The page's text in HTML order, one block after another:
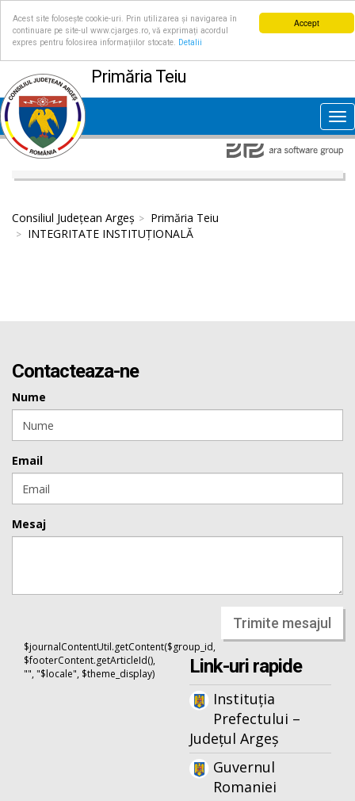
Accept
Acest site folosește cookie-uri. Prin utilizarea și navigarea în
continuare pe site-ul www.cjarges.ro, vă exprimați acordul
expres pentru folosirea informațiilor stocate.
Detalii
Primăria Teiu
Consiliul Județean Argeș
Primăria Teiu
INTEGRITATE INSTITUȚIONALĂ
Contacteaza-ne
Nume
Email
Mesaj
Trimite mesajul
$journalContentUtil.getContent($group_id,
$footerContent.getArticleId(),
"", "$locale", $theme_display)
Link-uri rapide
Instituția
Prefectului –
Județul Argeș
Guvernul
Romaniei